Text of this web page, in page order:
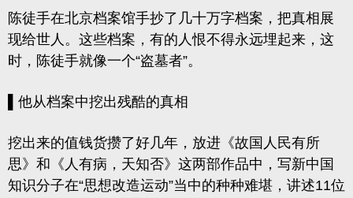
陈徒手在北京档案馆手抄了几十万字档案，把真相展
现给世人。这些档案，有的人恨不得永远埋起来，这
时，陈徒手就像一个“盗墓者”。
▌他从档案中挖出残酷的真相
挖出来的值钱货攒了好几年，放进《故国人民有所
思》和《人有病，天知否》这两部作品中，写新中国
知识分子在“思想改造运动”当中的种种难堪，讲述11位